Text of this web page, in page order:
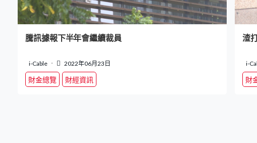
騰訊據報下半年會繼續裁員
i-Cable 2022年06月23日
財金總覽 財經資訊
渣
i-
財